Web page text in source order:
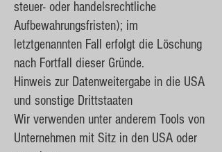
steuer- oder handelsrechtliche
Aufbewahrungsfristen); im
letztgenannten Fall erfolgt die Löschung
nach Fortfall dieser Gründe.
Hinweis zur Datenweitergabe in die USA
und sonstige Drittstaaten
Wir verwenden unter anderem Tools von
Unternehmen mit Sitz in den USA oder